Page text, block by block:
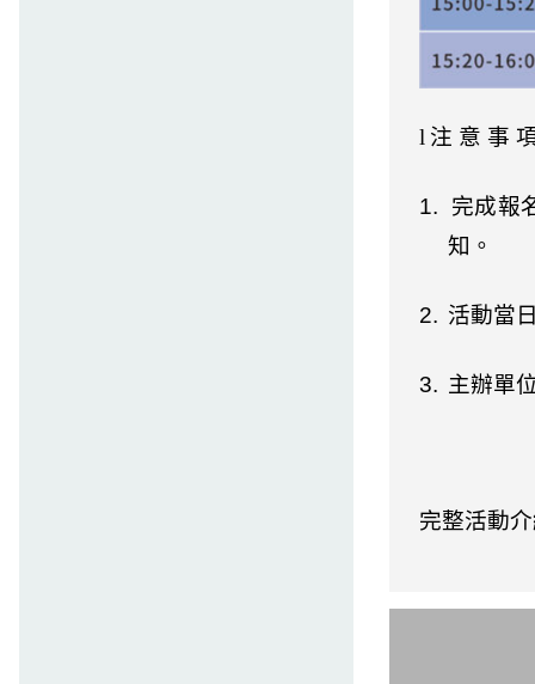
l 注 意 事
1.
完成報
知。
2. 活動當
3. 主辦單
完整活動